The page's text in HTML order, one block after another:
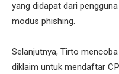
yang didapat dari
modus phishing.
Selanjutnya, Tirto
diklaim untuk mendaftar